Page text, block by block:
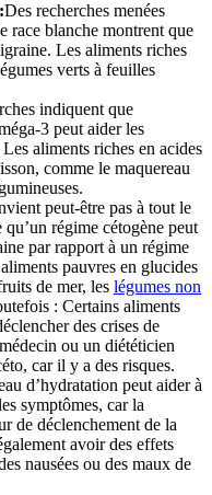
Des recherches menées
race blanche montrent que
Les aliments riches
verts à feuilles
indiquent que
3 peut aider les
aliments riches en acides
comme le maquereau
peut-être pas à tout le
qu’un régime cétogène peut
par rapport à un régime
pauvres en glucides
de mer, les légumes non
: Certains aliments
des crises de
ou un diététicien
car il y a des risques.
d’hydratation peut aider à
symptômes, car la
de déclenchement de la
avoir des effets
nausées ou des maux de